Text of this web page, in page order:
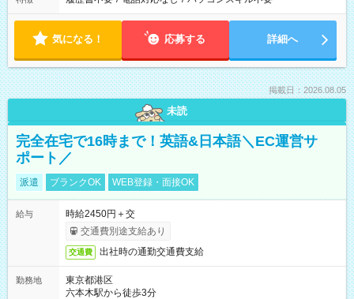
気になる！ 応募する 詳細へ
掲載日：2026.08.05
未読
完全在宅で16時まで！英語&日本語＼EC運営サ
ポート／
派遣 ブランクOK WEB登録・面接OK
給与
時給2450円＋交
交通費別途支給あり
交通費 出社時の通勤交通費支給
勤務地
東京都港区
六本木駅から徒歩3分